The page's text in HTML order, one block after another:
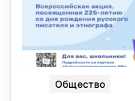
Общество